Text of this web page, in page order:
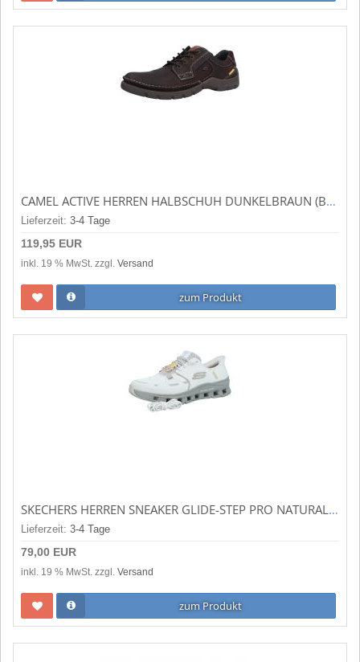
CAMEL ACTIVE HERREN HALBSCHUH DUNKELBRAUN (BRAUN) 55AVA01-402360
Lieferzeit: 3-4 Tage
119,95 EUR
inkl. 19 % MwSt. zzgl. Versand
zum Produkt
SKECHERS HERREN SNEAKER GLIDE-STEP PRO NATURAL MESH (ELFENBEIN) 232930NAT
Lieferzeit: 3-4 Tage
79,00 EUR
inkl. 19 % MwSt. zzgl. Versand
zum Produkt